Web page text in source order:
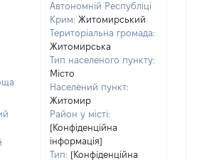
Автономній Республіці
Крим: Житомирський
Територіальна громада:
Житомирська
Тип населеного пункту:
Місто
Населений пункт:
Житомир
Район у місті:
[Конфіденційна
інформація]
Тип: [Конфіденційна